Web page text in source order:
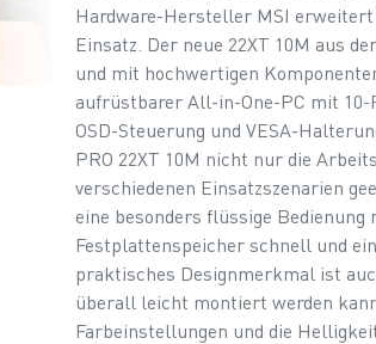
Hardware-Hersteller MSI
Einsatz. Der neue 22XT 10M aus
und mit hochwertigen
aufrüstbarer All-in-One-PC mit 10-
OSD-Steuerung und VESA-
PRO 22XT 10M nicht nur die
verschiedenen Einsatzszenarien
eine besonders flüssige
Festplattenspeicher schnell und
praktisches Designmerkmal ist
überall leicht montiert werden
Farbeinstellungen und die